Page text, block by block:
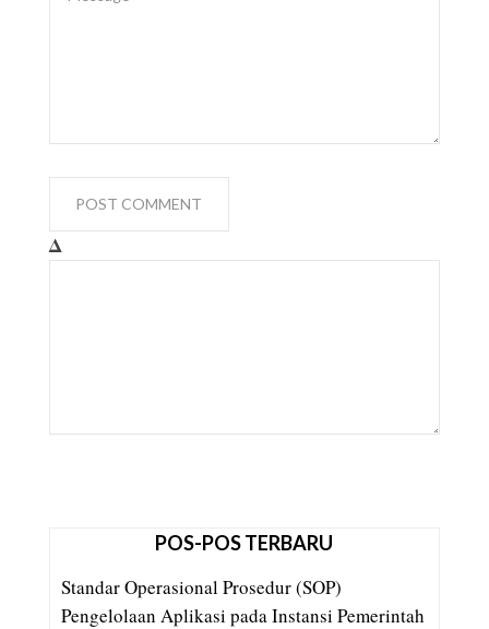
Δ
POS-POS TERBARU
Standar Operasional Prosedur (SOP)
Pengelolaan Aplikasi pada Instansi Pemerintah